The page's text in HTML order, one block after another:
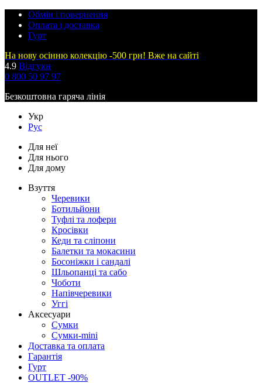
Обмін і повернення
Оплата і доставка
Гурт
На нову осінню колекцію -500 грн! Вже на сайті
4.9 Відгуки
0 800 50 97 97
Безкоштовна гаряча лінія
Укр
Рус
Для неї
Для нього
Для дому
Взуття
Черевики
Ботильйони
Туфлі та лофери
Кросівки
Кеди та сліпони
Балетки та мокасини
Босоніжки і сандалі
Шльопанці та сабо
Чоботи
Напівчеревики
Уггі
Аксесуари
Сумки
Сумки-mini
Доставка та оплата
Гарантія
Гурт
OUTLET -90%